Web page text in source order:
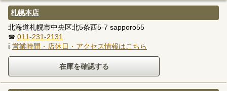
札幌本店
北海道札幌市中央区北5条西5-7 sapporo55
☎ 011-231-2131
ℹ 営業時間・店休日・アクセス情報はこちら